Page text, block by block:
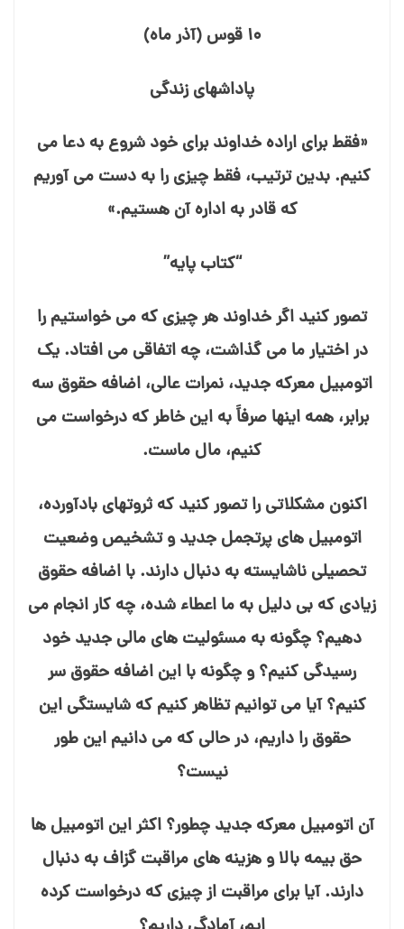
۱۰ قوس (آذر ماه)
پاداش⁯های زندگی
«فقط برای اراده خداوند برای خود شروع به دعا می⁯
کنیم. بدین ترتیب، فقط چیزی را به دست می⁯ آوریم
که قادر به اداره آن هستیم.»
“کتاب پایه”
تصور کنید اگر خداوند هر چیزی که می⁯ خواستیم را
در اختیار ما می⁯ گذاشت، چه اتفاقی می⁯ افتاد. یک
اتومبیل معرکه جدید، نمرات عالی، اضافه حقوق سه
برابر، همه اینها صرفاً به این خاطر که درخواست می⁯
کنیم، مال ماست.
اکنون مشکلاتی را تصور کنید که ثروتهای بادآورده،
اتومبیل⁯ های پرتجمل جدید و تشخیص وضعیت
تحصیلی ناشایسته به دنبال دارند. با اضافه حقوق
زیادی که بی⁯ دلیل به ما اعطاء شده، چه کار انجام می
⁯دهیم؟ چگونه به مسئولیت⁯ های مالی جدید خود
رسیدگی کنیم؟ و چگونه با این اضافه حقوق سر
کنیم؟ آیا می⁯ توانیم تظاهر کنیم که شایستگی این
حقوق را داریم، در حالی که می⁯ دانیم این طور
نیست؟
آن اتومبیل معرکه جدید چطور؟ اکثر این اتومبیل⁯ ها
حق بیمه بالا و هزینه⁯ های مراقبت گزاف به دنبال
دارند. آیا برای مراقبت از چیزی که درخواست کرده⁯